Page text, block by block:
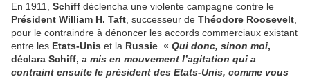
En 1911, Schiff déclencha une violente campagne contre le
Prési­dent William H. Taft , successeur de Théodore Roosevelt
pour le contraindre à dénoncer les accords commerciaux existant
entre les Etats-Unis et la Russie « Qui donc, sinon moi,
déclara Schiff, a mis en mouvement l’agi­tation qui a
contraint ensuite le président des Etats-Unis, comme vous